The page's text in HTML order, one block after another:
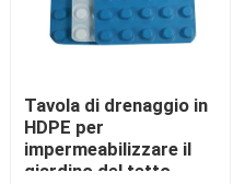
Tavola di drenaggio in
HDPE per
impermeabilizzare il
giardino del tetto